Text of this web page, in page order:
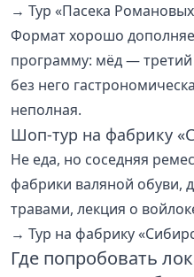
→ Тур «Пасека
Формат хорошо
программу: мёд —
без него
неполная.
Шоп-тур на фабрику
Не еда, но соседняя
фабрики валяной обуви,
травами, лекция о
→ Тур на фабрику
Где попробовать